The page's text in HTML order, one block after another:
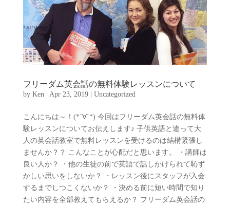
フリーダム英会話の無料体験レッスンについて
by Ken | Apr 23, 2019| Uncategorized
こんにちは～！(*´∀`*) 今回はフリーダム英会話の無料体
験レッスンについてお伝えします♪ 子供英語と違って大
人の英会話教室で無料レッスンを受けるのは結構緊張し
ませんか？？ こんなことが心配だと思います。 ・講師は
良い人か？ ・他の生徒の前で英語で話しかけられて恥ず
かしい思いをしないか？ ・レッスン後にスタッフが入会
するまでしつこくないか？ ・決める前に短い時間で知り
たい内容を全部教えてもらえるか？ フリーダム英会話の